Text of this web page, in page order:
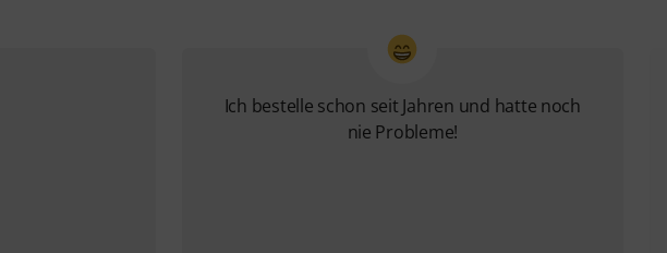
Ich bestelle schon seit Jahren und hatte noch
nie Probleme!